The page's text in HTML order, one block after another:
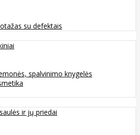
su defektais
spalvinimo knygelės
ir jų priedai